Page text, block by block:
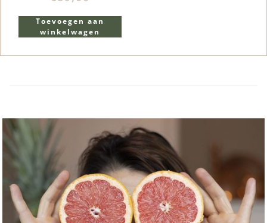
Toevoegen aan
winkelwagen